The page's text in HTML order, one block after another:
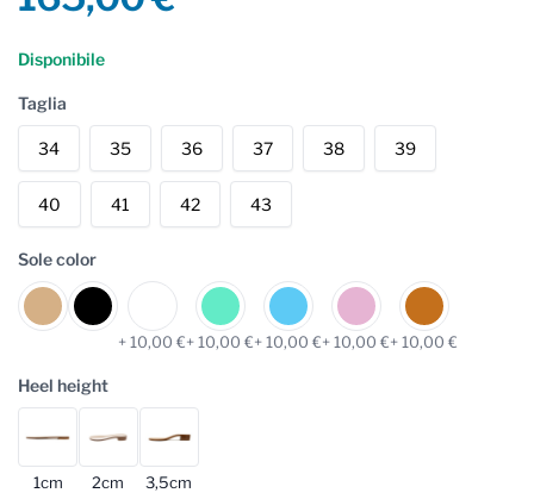
Reviews
Disponibile
Taglia
34 35 36 37 38 39
40 41 42 43
Sole color
+ 10,00 €+ 10,00 €+ 10,00 €+ 10,00 €+ 10,00 €
Heel height
1cm
2cm
3,5cm